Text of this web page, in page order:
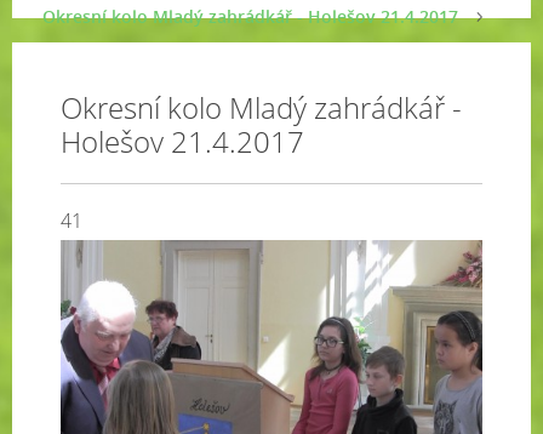
Okresní kolo Mladý zahrádkář - Holešov 21.4.2017
Okresní kolo Mladý zahrádkář -
Holešov 21.4.2017
41